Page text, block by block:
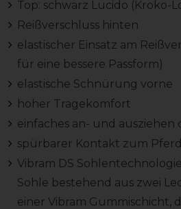
Top: schwarz Lucido (Kroko-
Reißverschluss hinten
elastischer Einsatz am
für eine bessere Passform)
elastische Schnürung vorne
hoher Tragekomfort
einfaches an- und ausziehen
spürbarer Kontakt zum Pferd
Vibram DS
Sohle bestehend aus zwei
einer Vibram Gummischicht,